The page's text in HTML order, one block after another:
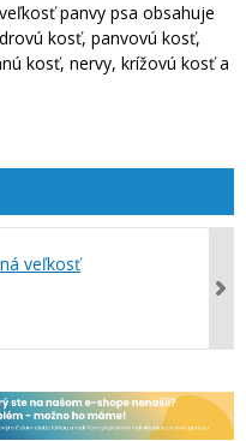
panvy psa obsahuje
kosť, panvovú kosť,
kosť, nervy, krížovú kosť a
veľkosť